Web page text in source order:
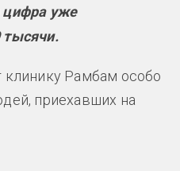
цифра уже
тысячи.
Рамбам особо
приехавших на